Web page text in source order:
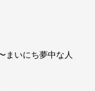
まいにち夢中な人